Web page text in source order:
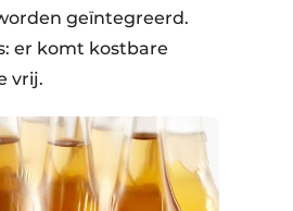
geïntegreerd.
er komt kostbare
vrij.